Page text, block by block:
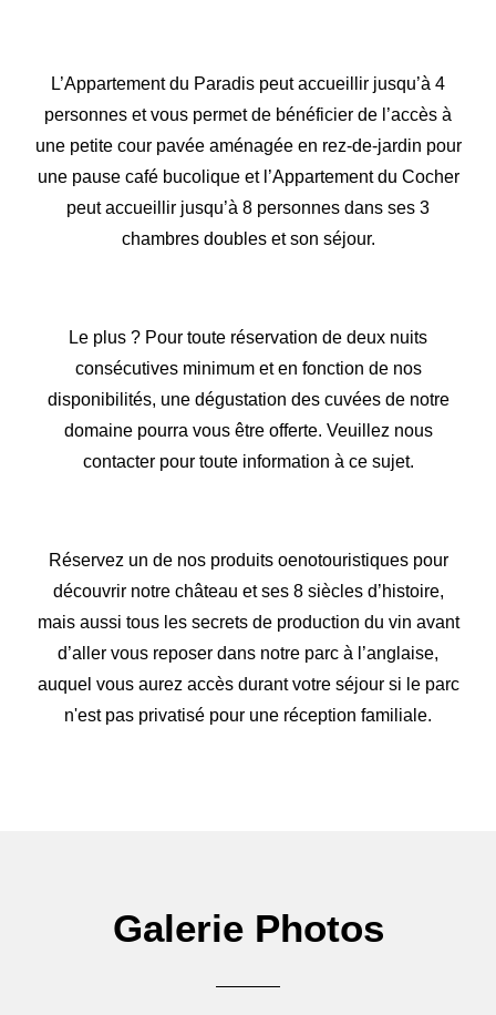
L’Appartement du Paradis peut accueillir jusqu’à 4
personnes et vous permet de bénéficier de l’accès à
une petite cour pavée aménagée en rez-de-jardin pour
une pause café bucolique et l’Appartement du Cocher
peut accueillir jusqu’à 8 personnes dans ses 3
chambres doubles et son séjour.
Le plus ? Pour toute réservation de deux nuits
consécutives minimum et en fonction de nos
disponibilités, une dégustation des cuvées de notre
domaine pourra vous être offerte. Veuillez nous
contacter pour toute information à ce sujet.
Réservez un de nos produits oenotouristiques pour
découvrir notre château et ses 8 siècles d’histoire,
mais aussi tous les secrets de production du vin avant
d’aller vous reposer dans notre parc à l’anglaise,
auquel vous aurez accès durant votre séjour si le parc
n'est pas privatisé pour une réception familiale.
Galerie Photos